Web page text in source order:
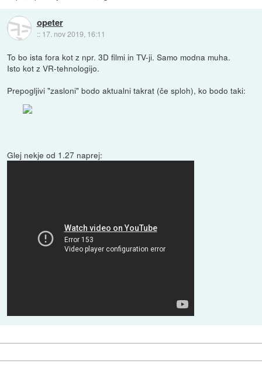
opeter
:: 17. nov 2019, 16:11
To bo ista fora kot z npr. 3D filmi in TV-ji. Samo modna muha.
Isto kot z VR-tehnologijo.
Prepogljivi "zasloni" bodo aktualni takrat (če sploh), ko bodo taki:
Glej nekje od 1.27 naprej: